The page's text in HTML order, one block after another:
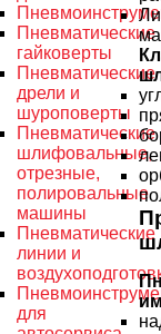
Пневматические
гайковерты
Пневматические
дрели и
шуроповерты
Пневматические
шлифовальные,
отрезные,
полировальные
машины
Пневматические
линии и
для